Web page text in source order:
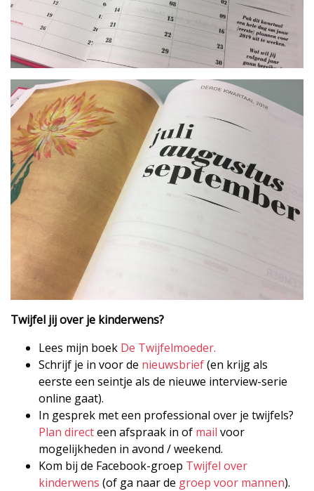
Twijfel jij over je kinderwens?
Lees mijn boek De Twijfelmoeder.
Schrijf je in voor de nieuwsbrief(en krijg als
eerste een seintje als de nieuwe interview-serie
online gaat).
In gesprek met een professional over je twijfels?
Plan directeen afspraak in of mail voor
mogelijkheden in avond / weekend.
Kom bij de Facebook-groep Twijfel over
kinderwens (of ga naar de groep voor mannen).